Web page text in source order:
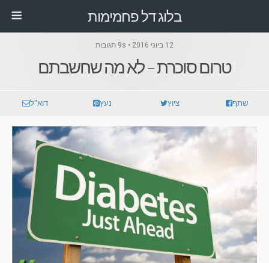
בלוג דל פחמימות
12 ביוני 2016 • 9s תגובות
טרום סוכרת – לא מה שחשבתם
שתף ציוץ נעץ דוא"ל